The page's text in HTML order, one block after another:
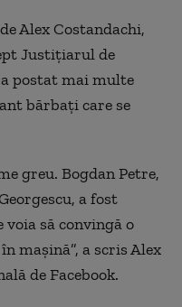
Alex Costandachi,
Justițiarul de
postat mai multe
bărbați care se
greu. Bogdan Petre,
a fost
să convingă o
mașină”, a scris Alex
de Facebook.